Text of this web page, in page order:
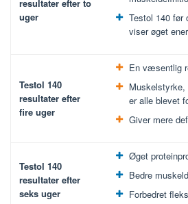
resultater efter to
uger
Testol 140 før
viser øget
Testol 140
resultater efter
fire uger
En væsentlig
er alle blevet
Giver mere
Testol 140
resultater efter
seks uger
Øget
Bedre
Forbedret